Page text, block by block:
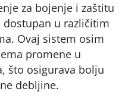
za bojenje i zaštitu
dostupan u različitim
Ovaj sistem osim
promene u
što osigurava bolju
debljine.